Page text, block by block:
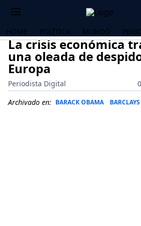
HOME POLÍTICA MUNDO
La crisis económica
una oleada de
Europa
Periodista Digital
Archivado en: BARACK OBAMA BARCLAYS